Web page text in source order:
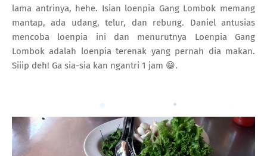
lama antrinya, hehe. Isian loenpia Gang Lombok memang
mantap, ada udang, telur, dan rebung. Daniel antusias
mencoba loenpia ini dan menurutnya Loenpia Gang
Lombok adalah loenpia terenak yang pernah dia makan.
Siiip deh! Ga sia-sia kan ngantri 1 jam 😁.